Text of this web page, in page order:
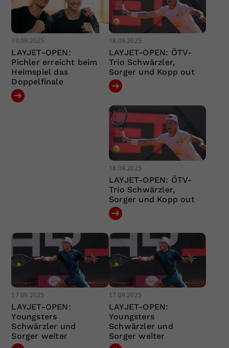
19.09.2025
LAYJET-OPEN:
Pichler erreicht beim
Heimspiel das
Doppelfinale
18.09.2025
LAYJET-OPEN: ÖTV-
Trio Schwärzler,
Sorger und Kopp out
18.09.2025
LAYJET-OPEN: ÖTV-
Trio Schwärzler,
Sorger und Kopp out
17.09.2025
LAYJET-OPEN:
Youngsters
Schwärzler und
Sorger weiter
17.09.2025
LAYJET-OPEN:
Youngsters
Schwärzler und
Sorger weiter